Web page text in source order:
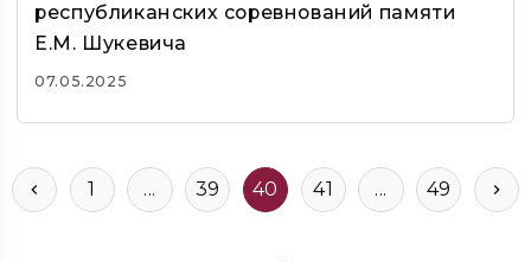
республиканских соревнований памяти
Е.М. Шукевича
07.05.2025
1 ... 39 40 41 ... 49